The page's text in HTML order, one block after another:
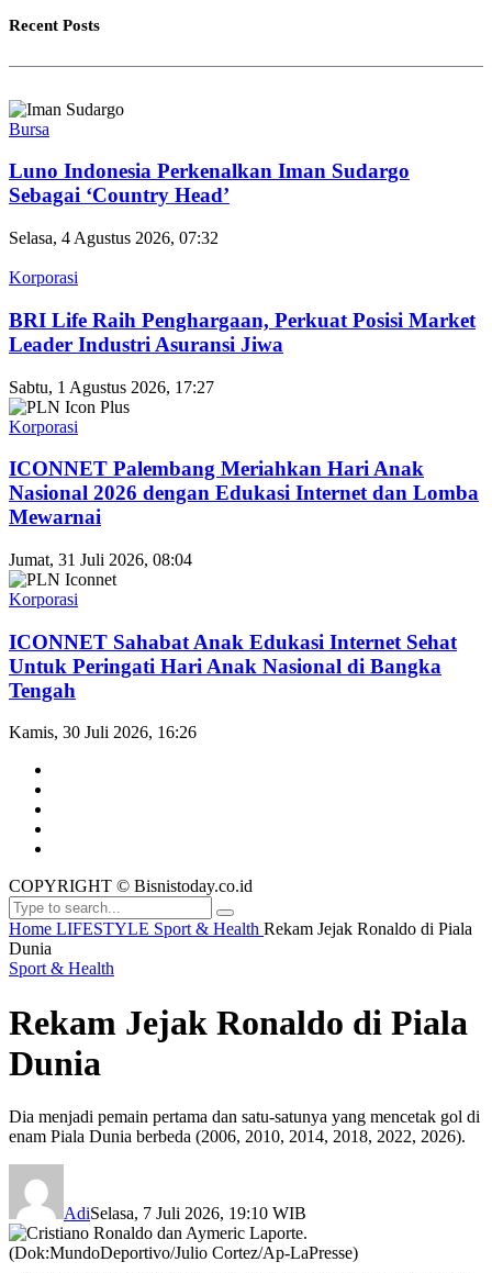
Recent Posts
Bursa
Luno Indonesia Perkenalkan Iman Sudargo
Sebagai ‘Country Head’
Selasa, 4 Agustus 2026, 07:32
Korporasi
BRI Life Raih Penghargaan, Perkuat Posisi Market
Leader Industri Asuransi Jiwa
Sabtu, 1 Agustus 2026, 17:27
Korporasi
ICONNET Palembang Meriahkan Hari Anak
Nasional 2026 dengan Edukasi Internet dan Lomba
Mewarnai
Jumat, 31 Juli 2026, 08:04
Korporasi
ICONNET Sahabat Anak Edukasi Internet Sehat
Untuk Peringati Hari Anak Nasional di Bangka
Tengah
Kamis, 30 Juli 2026, 16:26
COPYRIGHT © Bisnistoday.co.id
Home LIFESTYLE Sport & Health Rekam Jejak Ronaldo di Piala
Dunia
Sport & Health
Rekam Jejak Ronaldo di Piala
Dunia
Dia menjadi pemain pertama dan satu-satunya yang mencetak gol di
enam Piala Dunia berbeda (2006, 2010, 2014, 2018, 2022, 2026).
AdiSelasa, 7 Juli 2026, 19:10 WIB